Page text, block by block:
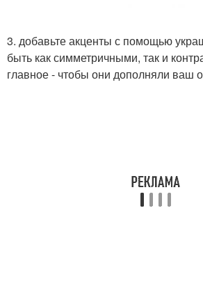
3. добавьте акценты с помощью
быть как симметричными, так и
главное - чтобы они дополняли ваш